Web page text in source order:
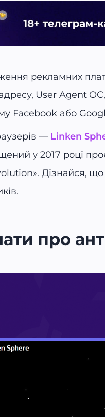
рекламних
User Agent
Facebook або
— Linken
у 2017 році
Дізнайся,
про